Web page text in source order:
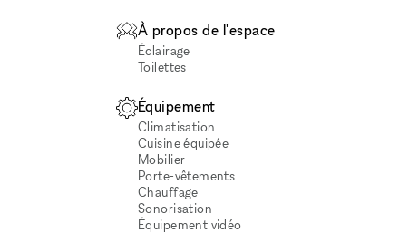
À propos de l'espace
Éclairage
Toilettes
Équipement
Climatisation
Cuisine équipée
Mobilier
Porte-vêtements
Chauffage
Sonorisation
Équipement vidéo